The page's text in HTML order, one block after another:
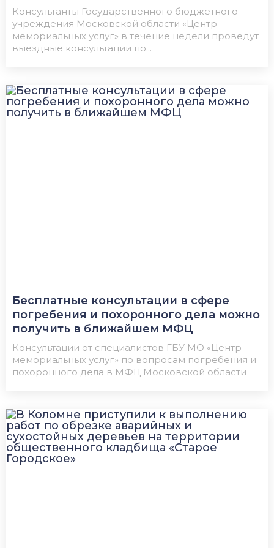
Консультанты Государственного бюджетного
учреждения Московской области «Центр
мемориальных услуг» в течение недели проведут
выездные консультации по...
​​Бесплатные консультации в сфере
погребения и похоронного дела можно
получить в ближайшем МФЦ
Консультации от специалистов ГБУ МО «Центр
мемориальных услуг» по вопросам погребения и
похоронного дела в МФЦ Московской области